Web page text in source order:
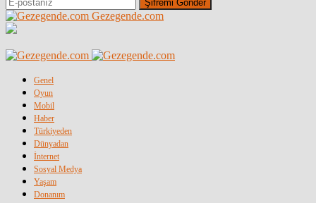
Gezegende.com
Genel
Oyun
Mobil
Haber
Türkiyeden
Dünyadan
İnternet
Sosyal Medya
Yaşam
Donanım